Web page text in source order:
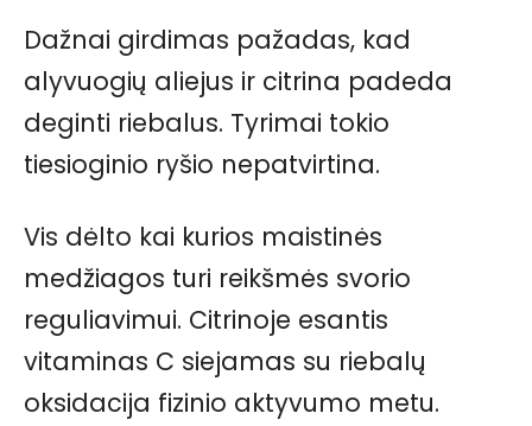
Dažnai girdimas pažadas, kad
alyvuogių aliejus ir citrina padeda
deginti riebalus. Tyrimai tokio
tiesioginio ryšio nepatvirtina.
Vis dėlto kai kurios maistinės
medžiagos turi reikšmės svorio
reguliavimui. Citrinoje esantis
vitaminas C siejamas su riebalų
oksidacija fizinio aktyvumo metu.